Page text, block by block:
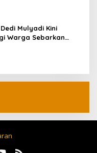
Mulyadi Kini
Warga Sebarkan